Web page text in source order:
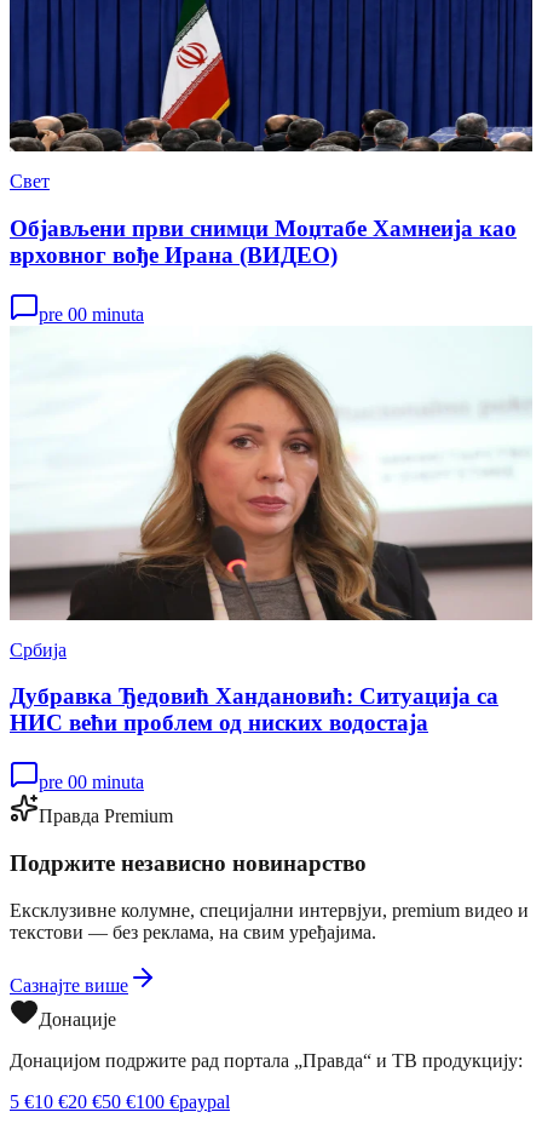
Свет
Објављени први снимци Моџтабе Хамнеија као
врховног вође Ирана (ВИДЕО)
pre 00 minuta
Србија
Дубравка Ђедовић Хандановић: Ситуација са
НИС већи проблем од ниских водостаја
pre 00 minuta
Правда Premium
Подржите независно новинарство
Ексклузивне колумне, специјални интервјуи, premium видео и
текстови — без реклама, на свим уређајима.
Сазнајте више
Донације
Донацијом подржите рад портала „Правда“ и ТВ продукцију:
5 €10 €20 €50 €100 €paypal